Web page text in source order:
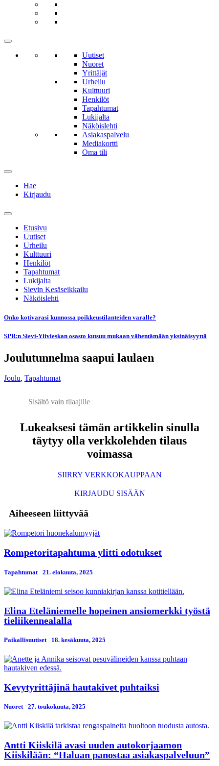
Uutiset
Nuoret
Yrittäjät
Urheilu
Kulttuuri
Henkilöt
Tapahtumat
Lukijalta
Näköislehti
Asiakaspalvelu
Mediakortti
Oma tili
Hae
Kirjaudu
Etusivu
Uutiset
Urheilu
Kulttuuri
Henkilöt
Tapahtumat
Lukijalta
Sievin Kesäseikkailu
Näköislehti
Onko kotivarasi kunnossa poikkeustilanteiden varalle?
SPR:n Sievi-Ylivieskan osasto kutsuu mukaan vähentämään yksinäisyyttä
Joulutunnelma saapui laulaen
Joulu, Tapahtumat
Sisältö vain tilaajille
Lukeaksesi tämän artikkelin sinulla
täytyy olla verkkolehden tilaus
voimassa
SIIRRY VERKKOKAUPPAAN
KIRJAUDU SISÄÄN
Aiheeseen liittyvää
Rompetoritapahtuma ylitti odotukset
Tapahtumat 21. elokuuta, 2025
Elina Eteläniemelle hopeinen ansiomerkki työstä
tieliikennealalla
Paikallisuutiset 18. kesäkuuta, 2025
Kevytyrittäjinä hautakivet puhtaiksi
Nuoret 27. toukokuuta, 2025
Antti Kiiskilä avasi uuden autokorjaamon
Kiiskilään: “Haluan panostaa asiakaspalveluun”